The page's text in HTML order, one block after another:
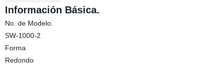
Información Básica.
No. de Modelo.
SW-1000-2
Forma
Redondo